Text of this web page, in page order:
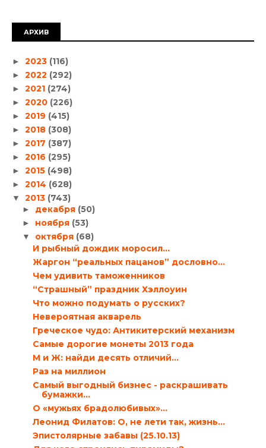
АРХИВ
► 2023 (116)
► 2022 (292)
► 2021 (274)
► 2020 (226)
► 2019 (415)
► 2018 (308)
► 2017 (387)
► 2016 (295)
► 2015 (498)
► 2014 (628)
▼ 2013 (743)
► декабря (50)
► ноября (53)
▼ октября (68)
И рыбный дождик моросил…
Жаргон “реальных пацанов” дословно…
Чем удивить таможенников
“Страшный” праздник Хэллоуин
Что можно подумать о русских?
Невероятная акварель
Греческое чудо: Антикитерский механизм
Самые дорогие монеты 2013 года
М и Ж: найди десять отличий…
Раз на миллион
Самый выгодный бизнес - раскрашивать
бумажки...
О «мужьях брадолюбивых»…
Леонид Филатов: О, не лети так, жизнь...
Эпистолярные забавы (25.10.13)